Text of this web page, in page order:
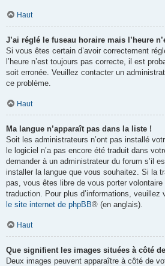
Haut
J’ai réglé le fuseau horaire mais l’heure
Si vous êtes certain d’avoir correctement
l’heure n’est toujours pas correcte, il est
soit erronée. Veuillez contacter un
ce problème.
Haut
Ma langue n’apparaît pas dans la liste !
Soit les administrateurs n’ont pas installé
le logiciel n’a pas encore été traduit dans
demander à un administrateur du forum s’il
installer la langue que vous souhaitez. Si la
pas, vous êtes libre de vous porter
traduction. Pour plus d’informations, veuillez
le site internet de phpBB® (en anglais).
Haut
Que signifient les images situées à côté
Deux images peuvent apparaître à côté de